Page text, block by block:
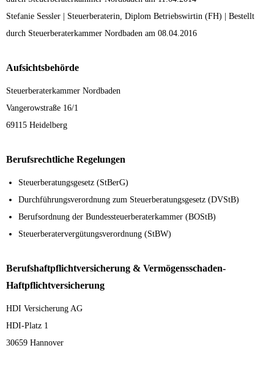
Stefanie Sessler | Steuerberaterin, Diplom Betriebswirtin (FH) | Bestellt
durch Steuerberaterkammer Nordbaden am 08.04.2016
Aufsichtsbehörde
Steuerberaterkammer Nordbaden
Vangerowstraße 16/1
69115 Heidelberg
Berufsrechtliche Regelungen
Steuerberatungsgesetz (StBerG)
Durchführungsverordnung zum Steuerberatungsgesetz (DVStB)
Berufsordnung der Bundessteuerberaterkammer (BOStB)
Steuerberatervergütungsverordnung (StBW)
Berufshaftpflichtversicherung & Vermögensschaden-
Haftpflichtversicherung
HDI Versicherung AG
HDI-Platz 1
30659 Hannover